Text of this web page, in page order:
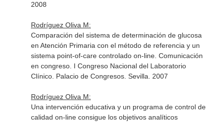
2008
Rodríguez Oliva M:
Comparación del sistema de determinación de glucosa
en Atención Primaria con el método de referencia y un
sistema point-of-care controlado on-line. Comunicación
en congreso. I Congreso Nacional del Laboratorio
Clínico. Palacio de Congresos. Sevilla. 2007
Rodríguez Oliva M:
Una intervención educativa y un programa de control de
calidad on-line consigue los objetivos analíticos